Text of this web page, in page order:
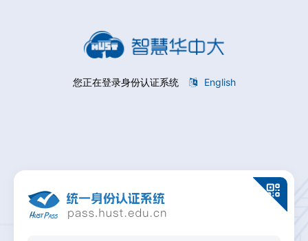
您正在登录身份认证系统 English